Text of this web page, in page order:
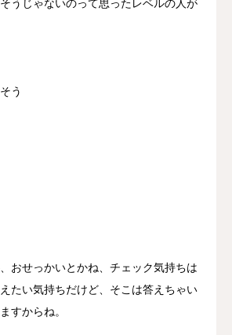
うじゃないのって思ったレベルの人が
う
おせっかいとかね、チェック気持ちは
たい気持ちだけど、そこは答えちゃい
すからね。